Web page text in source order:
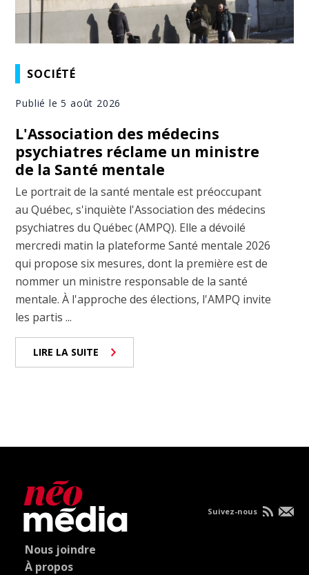
SOCIÉTÉ
Publié le 5 août 2026
L'Association des médecins
psychiatres réclame un ministre
de la Santé mentale
Le portrait de la santé mentale est préoccupant
au Québec, s'inquiète l'Association des médecins
psychiatres du Québec (AMPQ). Elle a dévoilé
mercredi matin la plateforme Santé mentale 2026
qui propose six mesures, dont la première est de
nommer un ministre responsable de la santé
mentale. À l'approche des élections, l'AMPQ invite
les partis ...
LIRE LA SUITE
Nous joindre
À propos
Suivez-nous